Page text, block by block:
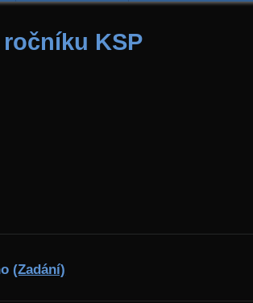
KSP
(Zadání)